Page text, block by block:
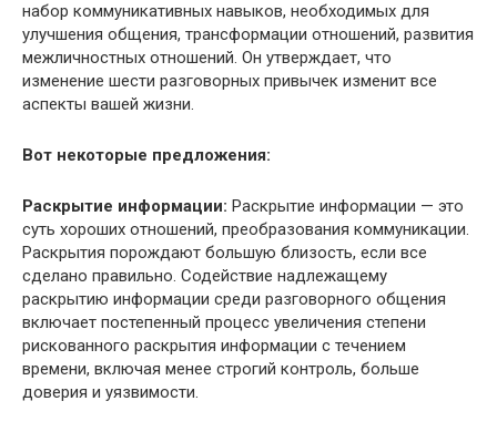
набор коммуникативных навыков, необходимых для
улучшения общения, трансформации отношений, развития
межличностных отношений. Он утверждает, что
изменение шести разговорных привычек изменит все
аспекты вашей жизни.
Вот некоторые предложения:
Раскрытие информации: Раскрытие информации — это
суть хороших отношений, преобразования коммуникации.
Раскрытия порождают большую близость, если все
сделано правильно. Содействие надлежащему
раскрытию информации среди разговорного общения
включает постепенный процесс увеличения степени
рискованного раскрытия информации с течением
времени, включая менее строгий контроль, больше
доверия и уязвимости.